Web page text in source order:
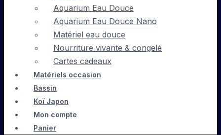
Aquarium Eau Douce
Aquarium Eau Douce Nano
Matériel eau douce
Nourriture vivante & congelé
Cartes cadeaux
Matériels occasion
Bassin
Koï Japon
Mon compte
Panier